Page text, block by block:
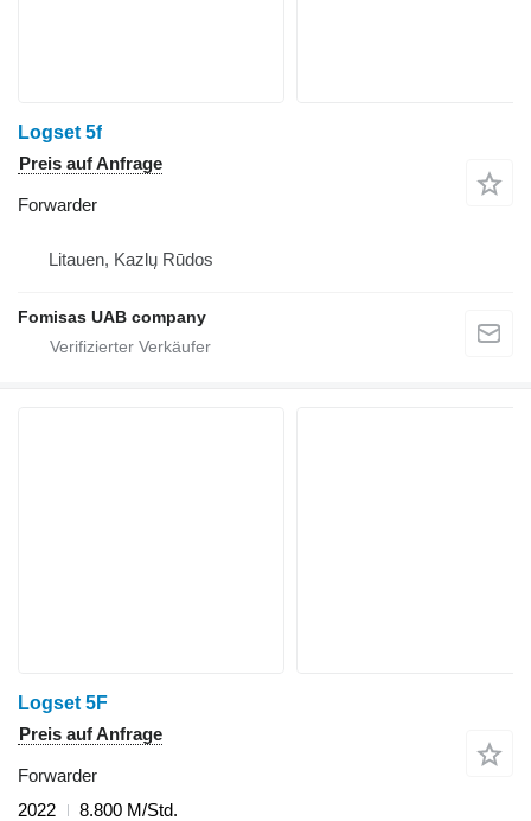
Logset 5f
Preis auf Anfrage
Forwarder
Litauen, Kazlų Rūdos
Fomisas UAB company
Logset 5F
Preis auf Anfrage
Forwarder
2022
8.800 M/Std.